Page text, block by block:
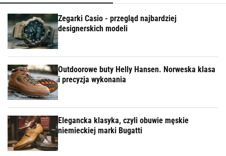
Zegarki Casio - przegląd najbardziej
designerskich modeli
Outdoorowe buty Helly Hansen. Norweska klasa
i precyzja wykonania
Elegancka klasyka, czyli obuwie męskie
niemieckiej marki Bugatti